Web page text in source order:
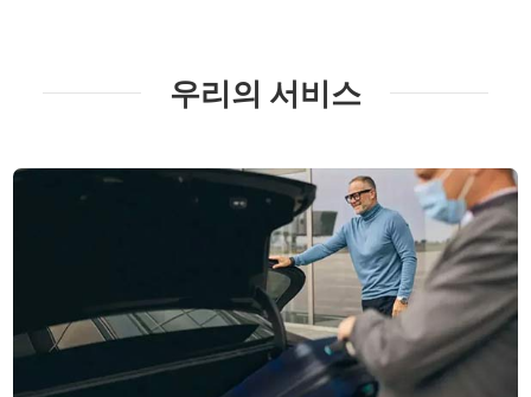
우리의 서비스